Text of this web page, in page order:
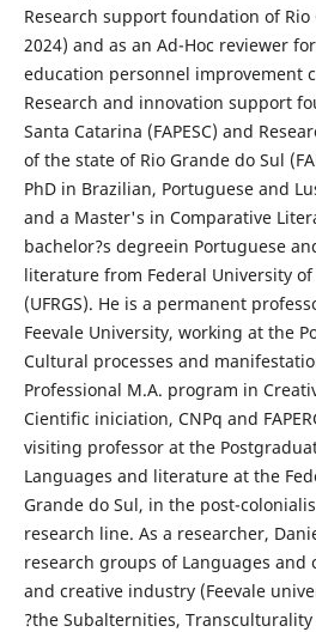
Research support foundation of Rio
2024) and as an Ad-Hoc reviewer
education personnel improvement
Research and innovation support
Santa Catarina (FAPESC) and
of the state of Rio Grande do Sul
PhD in Brazilian, Portuguese and
and a Master's in Comparative
bachelor?s degreein Portuguese
literature from Federal University of
(UFRGS). He is a permanent
Feevale University, working at the
Cultural processes and
Professional M.A. program in
Cientific iniciation, CNPq and
visiting professor at the
Languages and literature at the
Grande do Sul, in the post-
research line. As a researcher,
research groups of Languages
and creative industry (Feevale
?the Subalternities,